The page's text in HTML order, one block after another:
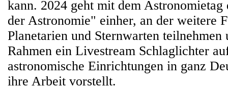
kann. 2024 geht mit dem
der Astronomie" einher, an der weitere
Planetarien und Sternwarten teilnehmen
Rahmen ein Livestream Schlaglichter
astronomische Einrichtungen in ganz
ihre Arbeit vorstellt.